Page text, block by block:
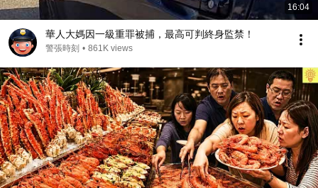
16:04
華人大媽因一級重罪被捕，最高可判終身監禁！
警張時刻 • 861K views